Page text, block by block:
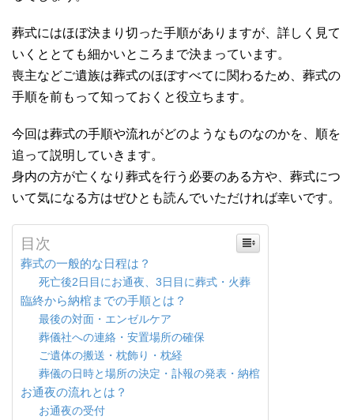
葬式にはほぼ決まり切った手順がありますが、詳しく見て
いくととても細かいところまで決まっています。
喪主などご遺族は葬式のほぼすべてに関わるため、葬式の
手順を前もって知っておくと役立ちます。
今回は葬式の手順や流れがどのようなものなのかを、順を
追って説明していきます。
身内の方が亡くなり葬式を行う必要のある方や、葬式につ
いて気になる方はぜひとも読んでいただければ幸いです。
目次
葬式の一般的な日程は？
死亡後2日目にお通夜、3日目に葬式・火葬
臨終から納棺までの手順とは？
最後の対面・エンゼルケア
葬儀社への連絡・安置場所の確保
ご遺体の搬送・枕飾り・枕経
葬儀の日時と場所の決定・訃報の発表・納棺
お通夜の流れとは？
お通夜の受付